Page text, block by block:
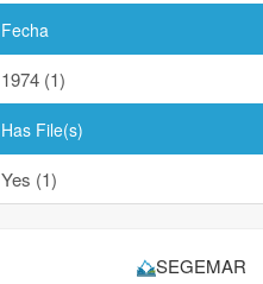
Fecha
1974 (1)
Has File(s)
Yes (1)
SEGEMAR